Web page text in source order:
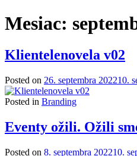
Mesiac:
Klientelenovela v02
Posted on 26. septembra 202210.
Posted in Branding
Eventy ožili. Ožili
Posted on 8. septembra 202210.